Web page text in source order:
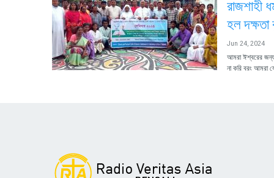
রাজশাহী
হল দক্ষতা
Jun 24, 2024
আমরা ঈশ্বরের
না করি বরং আমরা